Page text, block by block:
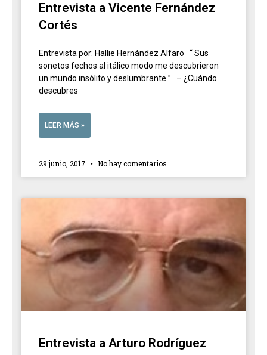
Entrevista a Vicente Fernández
Cortés
Entrevista por: Hallie Hernández Alfaro “ Sus
sonetos fechos al itálico modo me descubrieron
un mundo insólito y deslumbrante ” – ¿Cuándo
descubres
LEER MÁS »
29 junio, 2017 No hay comentarios
Entrevista a Arturo Rodríguez